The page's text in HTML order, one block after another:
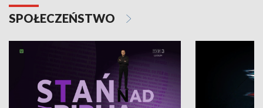
SPOŁECZEŃSTWO